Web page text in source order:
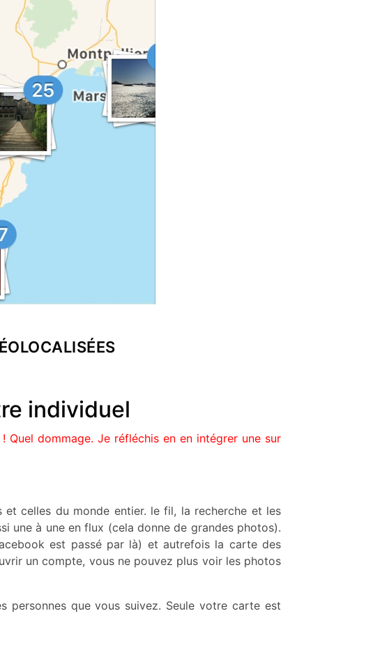
individuel
dommage. Je réfléchis en en intégrer une sur
et celles du monde entier. le fil, la recherche et les
une à une en flux (cela donne de grandes photos).
est passé par là) et autrefois la carte des
un compte, vous ne pouvez plus voir les photos
personnes que vous suivez. Seule votre carte est